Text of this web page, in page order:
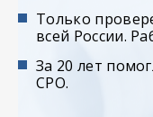
Только
всей России.
За 20 лет
СРО.